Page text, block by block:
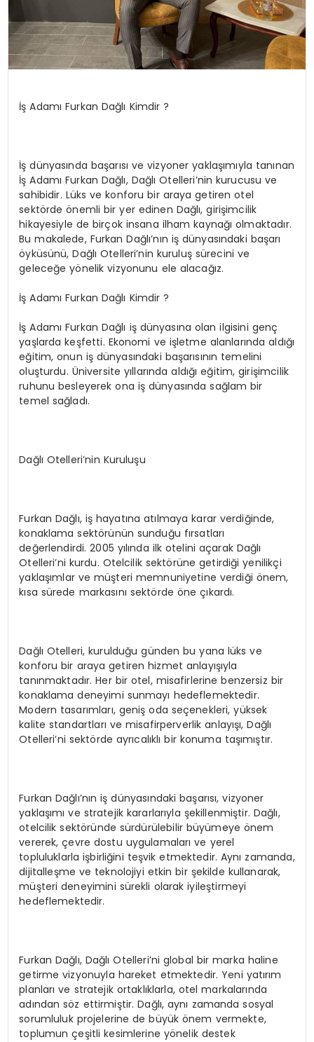
İş Adamı Furkan Dağlı Kimdir ?
İş dünyasında başarısı ve vizyoner yaklaşımıyla tanınan
İş Adamı Furkan Dağlı, Dağlı Otelleri’nin kurucusu ve
sahibidir. Lüks ve konforu bir araya getiren otel
sektörde önemli bir yer edinen Dağlı, girişimcilik
hikayesiyle de birçok insana ilham kaynağı olmaktadır.
Bu makalede, Furkan Dağlı’nın iş dünyasındaki başarı
öyküsünü, Dağlı Otelleri’nin kuruluş sürecini ve
geleceğe yönelik vizyonunu ele alacağız.
İş Adamı Furkan Dağlı Kimdir ?
İş Adamı Furkan Dağlı iş dünyasına olan ilgisini genç
yaşlarda keşfetti. Ekonomi ve işletme alanlarında aldığı
eğitim, onun iş dünyasındaki başarısının temelini
oluşturdu. Üniversite yıllarında aldığı eğitim, girişimcilik
ruhunu besleyerek ona iş dünyasında sağlam bir
temel sağladı.
Dağlı Otelleri’nin Kuruluşu
Furkan Dağlı, iş hayatına atılmaya karar verdiğinde,
konaklama sektörünün sunduğu fırsatları
değerlendirdi. 2005 yılında ilk otelini açarak Dağlı
Otelleri’ni kurdu. Otelcilik sektörüne getirdiği yenilikçi
yaklaşımlar ve müşteri memnuniyetine verdiği önem,
kısa sürede markasını sektörde öne çıkardı.
Dağlı Otelleri, kurulduğu günden bu yana lüks ve
konforu bir araya getiren hizmet anlayışıyla
tanınmaktadır. Her bir otel, misafirlerine benzersiz bir
konaklama deneyimi sunmayı hedeflemektedir.
Modern tasarımları, geniş oda seçenekleri, yüksek
kalite standartları ve misafirperverlik anlayışı, Dağlı
Otelleri’ni sektörde ayrıcalıklı bir konuma taşımıştır.
Furkan Dağlı’nın iş dünyasındaki başarısı, vizyoner
yaklaşımı ve stratejik kararlarıyla şekillenmiştir. Dağlı,
otelcilik sektöründe sürdürülebilir büyümeye önem
vererek, çevre dostu uygulamaları ve yerel
topluluklarla işbirliğini teşvik etmektedir. Aynı zamanda,
dijitalleşme ve teknolojiyi etkin bir şekilde kullanarak,
müşteri deneyimini sürekli olarak iyileştirmeyi
hedeflemektedir.
Furkan Dağlı, Dağlı Otelleri’ni global bir marka haline
getirme vizyonuyla hareket etmektedir. Yeni yatırım
planları ve stratejik ortaklıklarla, otel markalarında
adından söz ettirmiştir. Dağlı, aynı zamanda sosyal
sorumluluk projelerine de büyük önem vermekte,
toplumun çeşitli kesimlerine yönelik destek